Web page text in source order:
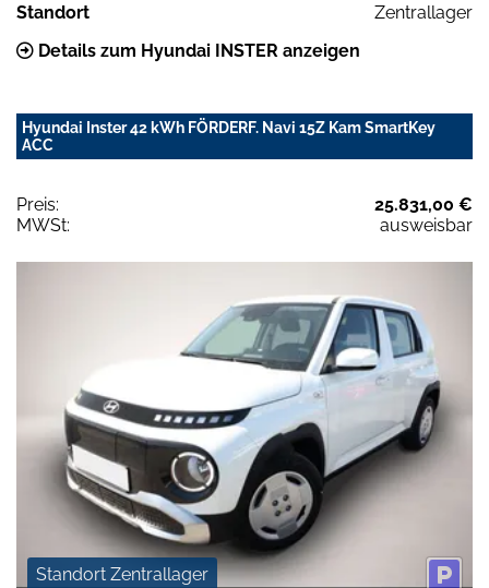
Standort
Zentrallager
Details zum Hyundai INSTER anzeigen
Hyundai Inster 42 kWh FÖRDERF. Navi 15Z Kam SmartKey
ACC
Preis:
25.831,00 €
MWSt:
ausweisbar
Standort Zentrallager